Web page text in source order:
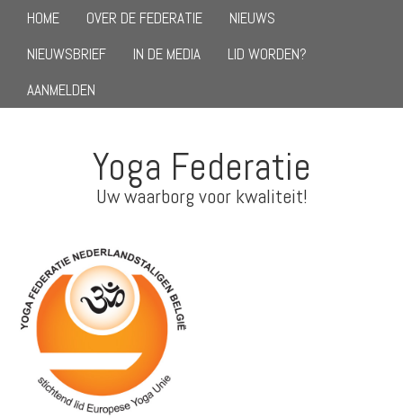
HOME OVER DE FEDERATIE
NIEUWS
NIEUWSBRIEF
IN DE MEDIA
LID WORDEN?
AANMELDEN
Yoga Federatie
Uw waarborg voor kwaliteit!